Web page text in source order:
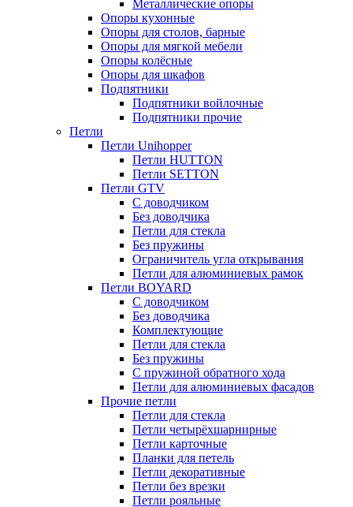
Металлические опоры
Опоры кухонные
Опоры для столов, барные
Опоры для мягкой мебели
Опоры колёсные
Опоры для шкафов
Подпятники
Подпятники войлочные
Подпятники прочие
Петли
Петли Unihopper
Петли HUTTON
Петли SETTON
Петли GTV
С доводчиком
Без доводчика
Петли для стекла
Без пружины
Ограничитель угла открывания
Петли для алюминиевых рамок
Петли BOYARD
С доводчиком
Без доводчика
Комплектующие
Петли для стекла
Без пружины
С пружиной обратного хода
Петли для алюминиевых фасадов
Прочие петли
Петли для стекла
Петли четырёхшарнирные
Петли карточные
Планки для петель
Петли декоративные
Петли без врезки
Петли рояльные